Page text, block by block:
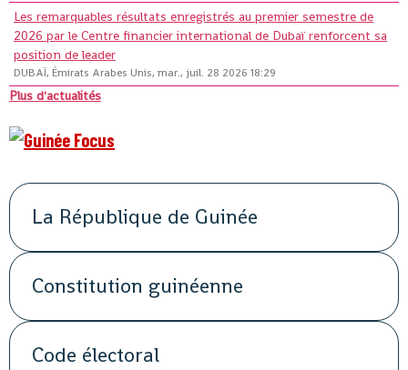
Les remarquables résultats enregistrés au premier semestre de
2026 par le Centre financier international de Dubaï renforcent sa
position de leader
DUBAÏ, Émirats Arabes Unis, mar., juil. 28 2026 18:29
Plus d'actualités
La République de Guinée
Constitution guinéenne
Code électoral